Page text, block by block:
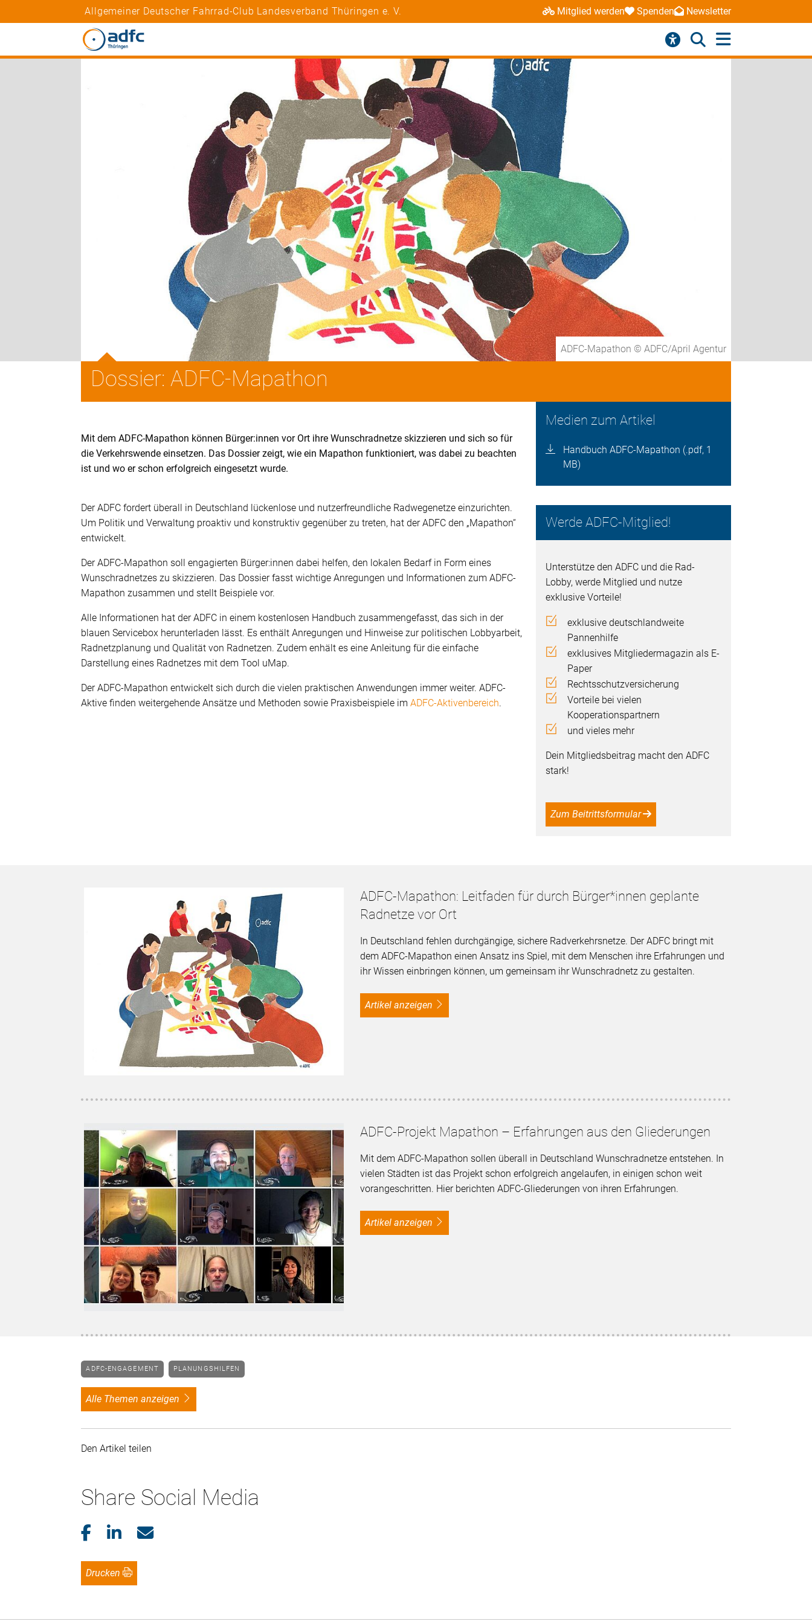
Allgemeiner Deutscher Fahrrad-Club Landesverband Thüringen e. V. Mitglied werden Spenden Newsletter
ADFC-Mapathon © ADFC/April Agentur
Dossier: ADFC-Mapathon
Medien zum Artikel
Handbuch ADFC-Mapathon (.pdf, 1
MB)
Werde ADFC-Mitglied!
Unterstütze den ADFC und die Rad-
Lobby, werde Mitglied und nutze
exklusive Vorteile!
exklusive deutschlandweite
Pannenhilfe
exklusives Mitgliedermagazin als E-
Paper
Rechtsschutzversicherung
Vorteile bei vielen
Kooperationspartnern
und vieles mehr
Dein Mitgliedsbeitrag macht den ADFC
stark!
Zum Beitrittsformular
Mit dem ADFC-Mapathon können Bürger:innen vor Ort ihre Wunschradnetze skizzieren und sich so für
die Verkehrswende einsetzen. Das Dossier zeigt, wie ein Mapathon funktioniert, was dabei zu beachten
ist und wo er schon erfolgreich eingesetzt wurde.
Der ADFC fordert überall in Deutschland lückenlose und nutzerfreundliche Radwegenetze einzurichten.
Um Politik und Verwaltung proaktiv und konstruktiv gegenüber zu treten, hat der ADFC den „Mapathon“
entwickelt.
Der ADFC-Mapathon soll engagierten Bürger:innen dabei helfen, den lokalen Bedarf in Form eines
Wunschradnetzes zu skizzieren. Das Dossier fasst wichtige Anregungen und Informationen zum ADFC-
Mapathon zusammen und stellt Beispiele vor.
Alle Informationen hat der ADFC in einem kostenlosen Handbuch zusammengefasst, das sich in der
blauen Servicebox herunterladen lässt. Es enthält Anregungen und Hinweise zur politischen Lobbyarbeit,
Radnetzplanung und Qualität von Radnetzen. Zudem enhält es eine Anleitung für die einfache
Darstellung eines Radnetzes mit dem Tool uMap.
Der ADFC-Mapathon entwickelt sich durch die vielen praktischen Anwendungen immer weiter. ADFC-
Aktive finden weitergehende Ansätze und Methoden sowie Praxisbeispiele imADFC-Aktivenbereich.
ADFC-Mapathon: Leitfaden für durch Bürger*innen geplante
Radnetze vor Ort
In Deutschland fehlen durchgängige, sichere Radverkehrsnetze. Der ADFC bringt mit
dem ADFC-Mapathon einen Ansatz ins Spiel, mit dem Menschen ihre Erfahrungen und
ihr Wissen einbringen können, um gemeinsam ihr Wunschradnetz zu gestalten.
Artikel anzeigen
ADFC-Projekt Mapathon – Erfahrungen aus den Gliederungen
Mit dem ADFC-Mapathon sollen überall in Deutschland Wunschradnetze entstehen. In
vielen Städten ist das Projekt schon erfolgreich angelaufen, in einigen schon weit
vorangeschritten. Hier berichten ADFC-Gliederungen von ihren Erfahrungen.
Artikel anzeigen
ADFC-ENGAGEMENT PLANUNGSHILFEN
alle Themen anzeigen
Den Artikel teilen
Share Social Media
Drucken